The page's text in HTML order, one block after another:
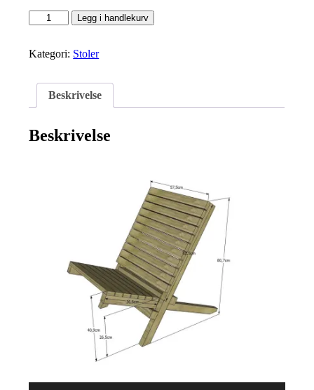
Hagestol-
folding
Legg i handlekurv
Kategori: Stoler
Beskrivelse
Beskrivelse